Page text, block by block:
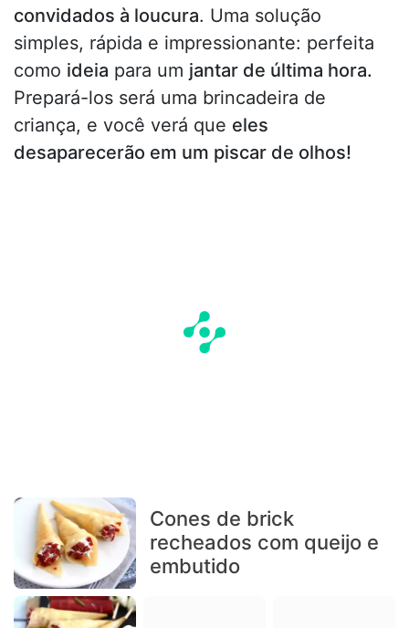
convidados à loucura. Uma solução
simples, rápida e impressionante: perfeita
como ideia para um jantar de última hora.
Prepará-los será uma brincadeira de
criança, e você verá que eles
desaparecerão em um piscar de olhos!
Cones de brick
recheados com queijo e
embutido